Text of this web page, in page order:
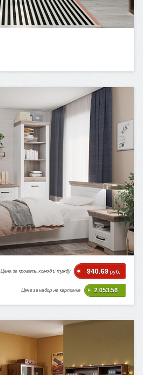
Цена за кровать, комод и тумбу 940.69 руб.
Цена за набор на картинке 2 053.56